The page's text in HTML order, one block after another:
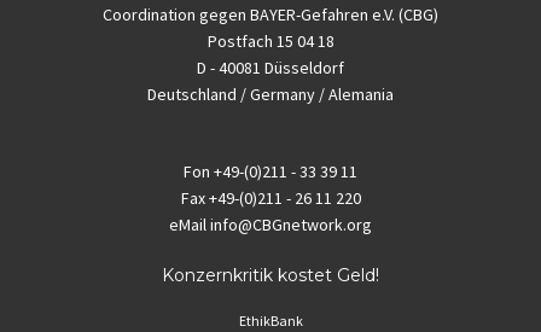
Coordination gegen BAYER-Gefahren e.V. (CBG)
Postfach 15 04 18
D - 40081 Düsseldorf
Deutschland / Germany / Alemania
Fon +49-(0)211 - 33 39 11
Fax+49-(0)211 - 26 11 220
eMailinfo@CBGnetwork.org
Konzernkritik kostet Geld!
EthikBank